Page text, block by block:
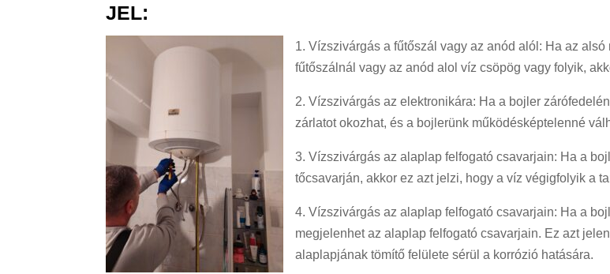
JEL:
1. Vízszivárgás a fűtőszál vagy az anód alól: Ha az
fűtőszálnál vagy az anód alol víz csöpög vagy folyik,
2. Vízszivárgás az elektronikára: Ha a bojler
zárlatot okozhat, és a bojlerünk működésképtelenné
3. Vízszivárgás az alaplap felfogató csavarjain: Ha a
tőcsavarján, akkor ez azt jelzi, hogy a víz végigfolyik a
4. Vízszivárgás az alaplap felfogató csavarjain: Ha a
megjelenhet az alaplap felfogató csavarjain. Ez azt
alaplapjának tömítő felülete sérül a korrózió hatására.